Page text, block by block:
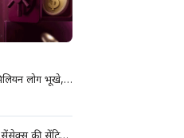
2026 का खाद्य संकट: 318 मिलियन लोग भूखे, सरकारें खतरे में
मानसून शेयर 2026: क्यों वर्षा सेंसेक्स की सेंटिमेंट और ग्रामीण शेयरों को हिला रही है